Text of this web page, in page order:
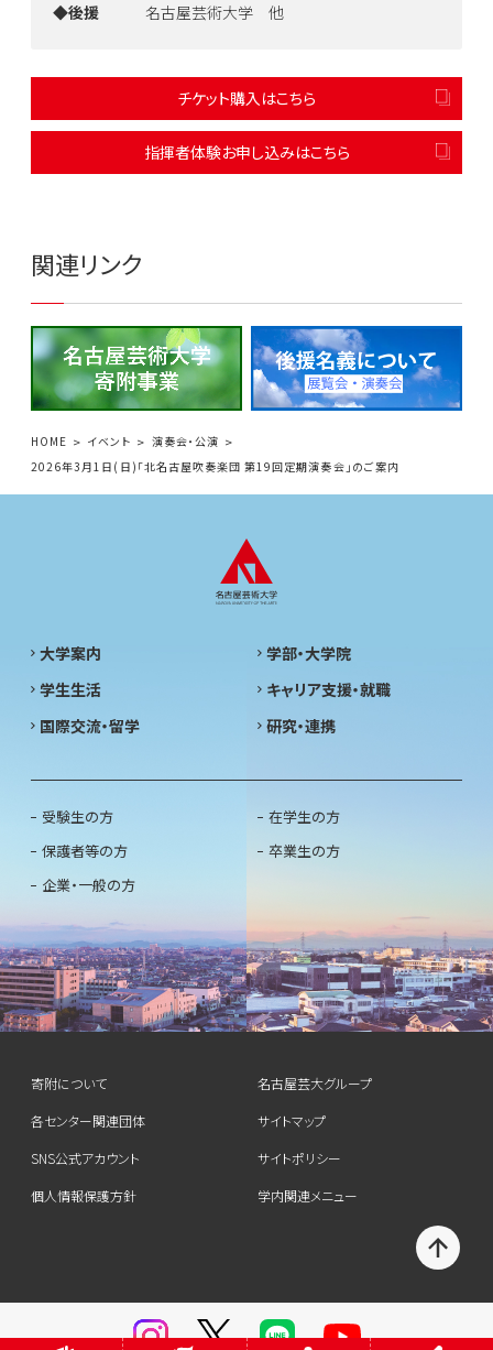
◆後援
名古屋芸術大学 他
チケット購入はこちら
指揮者体験お申し込みはこちら
関連リンク
HOME イベント
演奏会・公演
2026年3月1日(日)「北名古屋吹奏楽団 第19回定期演奏会」のご案内
大学案内
学部・大学院
学生生活
キャリア支援・就職
国際交流・留学
研究・連携
受験生の方
在学生の方
保護者等の方
卒業生の方
企業・一般の方
寄附について
名古屋芸大グループ
各センター関連団体
サイトマップ
SNS公式アカウント
サイトポリシー
個人情報保護方針
学内関連メニュー
O